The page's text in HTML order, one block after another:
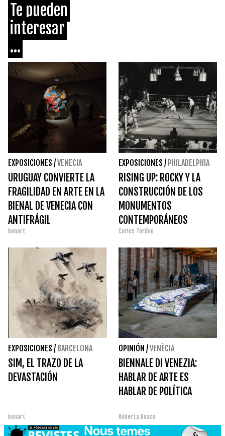
Te pueden
interesar
...
EXPOSICIONES /VENECIA
URUGUAY CONVIERTE LA
FRAGILIDAD EN ARTE EN LA
BIENAL DE VENECIA CON
ANTIFRÁGIL
bonart
EXPOSICIONES / PHILADELPHIA
RISING UP: ROCKY Y LA
CONSTRUCCIÓN DE LOS
MONUMENTOS
CONTEMPORÁNEOS
Carles Toribio
EXPOSICIONES / BARCELONA
SIM, EL TRAZO DE LA
DEVASTACIÓN
bonart
OPINIÓN /VENÈCIA
BIENNALE DI VENEZIA:
HABLAR DE ARTE ES
HABLAR DE POLÍTICA
Roberta Bosco